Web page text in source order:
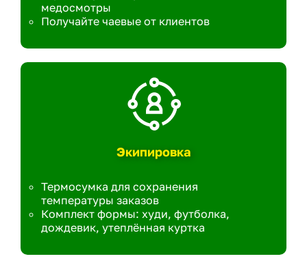
медосмотры
Получайте чаевые от клиентов
Экипировка
Термосумка для сохранения
температуры заказов
Комплект формы: худи, футболка,
дождевик, утеплённая куртка